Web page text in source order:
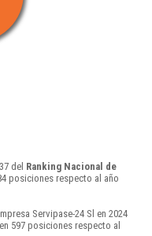
del Ranking Nacional de
posiciones respecto al año
Servipase-24 Sl en 2024
597 posiciones respecto al